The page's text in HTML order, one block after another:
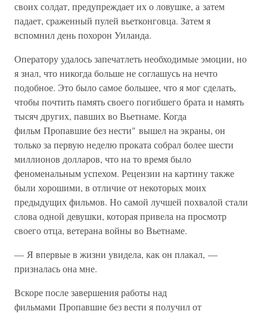
своих солдат, предупреждает их о ловушке, а затем
падает, сраженный пулей вьетконговца. Затем я
вспомнил день похорон Уиланда.
Оператору удалось запечатлеть необходимые эмоции, но
я знал, что никогда больше не соглашусь на нечто
подобное. Это было самое большее, что я мог сделать,
чтобы почтить память своего погибшего брата и намять
тысяч других, павших во Вьетнаме. Когда
фильм Пропавшие без нести" вышел на экраны, он
только за первую неделю проката собрал более шести
миллионов долларов, что на то время было
феноменальным успехом. Рецензии на картину также
были хорошими, в отличие от некоторых моих
предыдущих фильмов. Но самой лучшей похвалой стали
слова одной девушки, которая привела на просмотр
своего отца, ветерана войны во Вьетнаме.
— Я впервые в жизни увидела, как он плакал, —
призналась она мне.
Вскоре после завершения работы над
фильмами Пропавшие без вести я получил от